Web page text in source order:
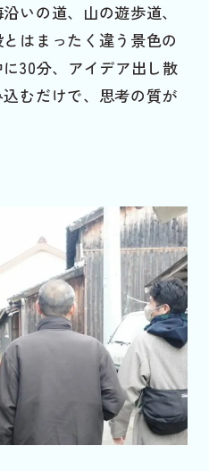
いの道、山の遊歩道、
はまったく違う景色の
30分、アイデア出し散
むだけで、思考の質が